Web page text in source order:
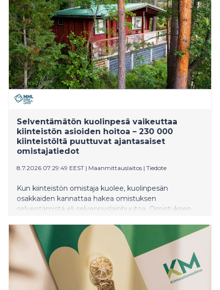
Selventämätön kuolinpesä vaikeuttaa
kiinteistön asioiden hoitoa – 230 000
kiinteistöltä puuttuvat ajantasaiset
omistajatiedot
8.7.2026 07:29:49 EEST | Maanmittauslaitos | Tiedote
Kun kiinteistön omistaja kuolee, kuolinpesän
osakkaiden kannattaa hakea omistuksen
selventämistä eli selvennyslainhuutoa. Omistuksen
omistuksessa olevan kiinteistön asioiden hoitoa.